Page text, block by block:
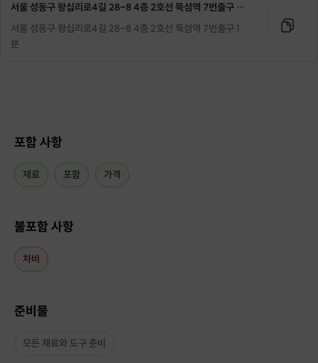
서울 성동구 왕십리로4길 28-8 4층 2호선 뚝섬역 7번출구 1분
서울 성동구 왕십리로4길 28-8 4층 2호선 뚝섬역 7번출구 1
분
포함 사항
재료 포함 가격
불포함 사항
차비
준비물
모든 재료와 도구 준비